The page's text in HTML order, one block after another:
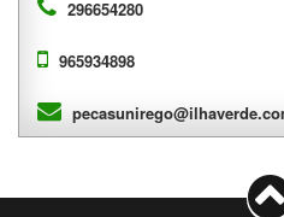
296654280
965934898